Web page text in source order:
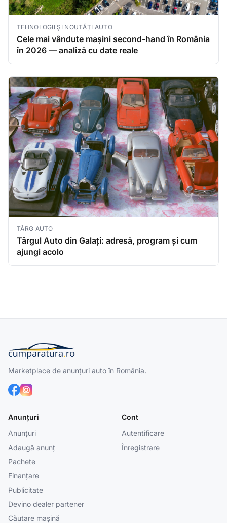
TEHNOLOGII ȘI NOUTĂȚI AUTO
Cele mai vândute mașini second-hand în România
în 2026 — analiză cu date reale
TÂRG AUTO
Târgul Auto din Galați: adresă, program și cum
ajungi acolo
Marketplace de anunțuri auto în România.
Anunțuri
Anunțuri
Adaugă anunț
Pachete
Finanțare
Publicitate
Devino dealer partener
Căutare mașină
Cont
Autentificare
Înregistrare